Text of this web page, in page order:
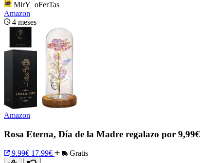
MirY_oFerTas
Amazon
4 meses
Amazon
Rosa Eterna, Día de la Madre regalazo por 9,99€
9.99€ 17.99€ Gratis